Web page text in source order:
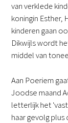
van verklede
koningin Esther,
kinderen gaan
Dikwijls wordt
middel van
Aan Poeriem
Joodse maand
letterlijk het
haar gevolg